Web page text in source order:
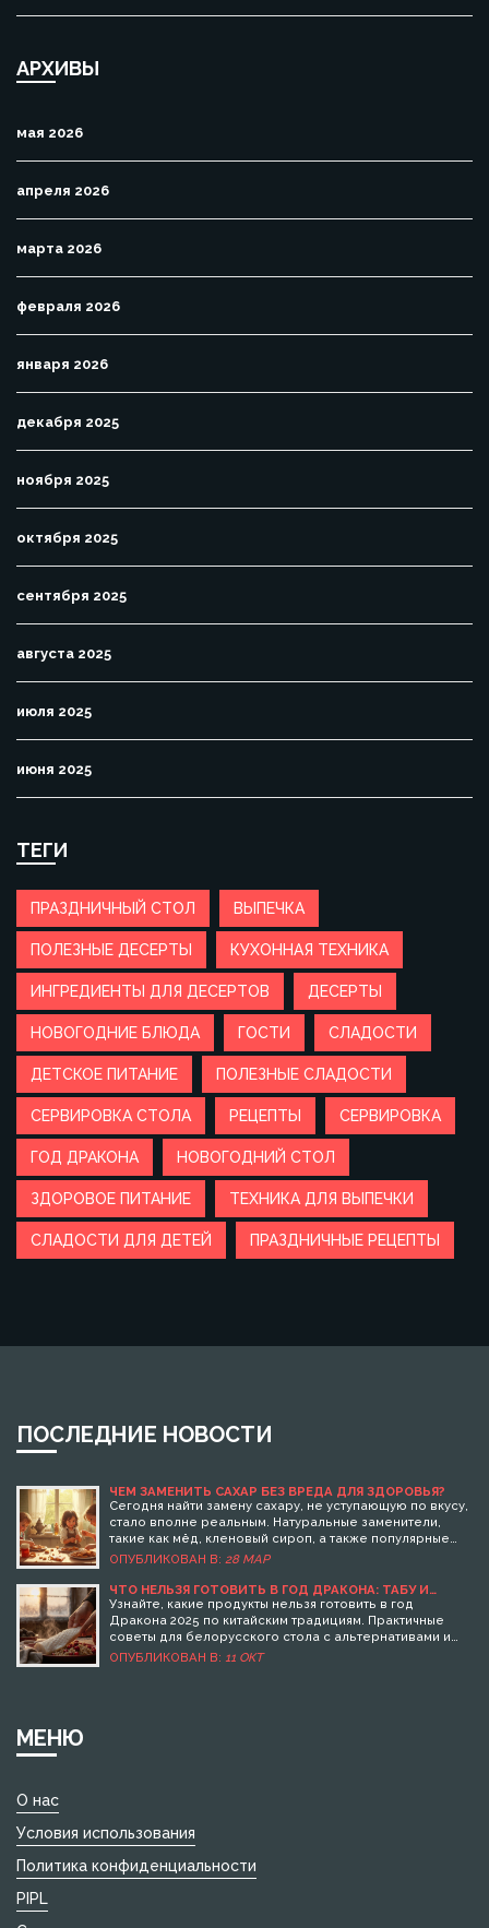
АРХИВЫ
мая 2026
апреля 2026
марта 2026
февраля 2026
января 2026
декабря 2025
ноября 2025
октября 2025
сентября 2025
августа 2025
июля 2025
июня 2025
ТЕГИ
ПРАЗДНИЧНЫЙ СТОЛ ВЫПЕЧКА
ПОЛЕЗНЫЕ ДЕСЕРТЫ КУХОННАЯ ТЕХНИКА
ИНГРЕДИЕНТЫ ДЛЯ ДЕСЕРТОВ ДЕСЕРТЫ
НОВОГОДНИЕ БЛЮДА ГОСТИ СЛАДОСТИ
ДЕТСКОЕ ПИТАНИЕ ПОЛЕЗНЫЕ СЛАДОСТИ
СЕРВИРОВКА СТОЛА РЕЦЕПТЫ СЕРВИРОВКА
ГОД ДРАКОНА НОВОГОДНИЙ СТОЛ
ЗДОРОВОЕ ПИТАНИЕ ТЕХНИКА ДЛЯ ВЫПЕЧКИ
СЛАДОСТИ ДЛЯ ДЕТЕЙ ПРАЗДНИЧНЫЕ РЕЦЕПТЫ
ПОСЛЕДНИЕ НОВОСТИ
ЧЕМ ЗАМЕНИТЬ САХАР БЕЗ ВРЕДА ДЛЯ ЗДОРОВЬЯ?
Сегодня найти замену сахару, не уступающую по вкусу,
стало вполне реальным. Натуральные заменители,
такие как мёд, кленовый сироп, а также популярные
ныне стевия и эритритол, пользуются все большим
сахара, удовлетворяя тягу к сладкому без вреда для
здоровья, особенно у детей. Узнайте, какие сладкие
альтернативы подойдут для детских десертов и как их
правильно использовать.
ОПУБЛИКОВАН В: 28 МАР
ЧТО НЕЛЬЗЯ ГОТОВИТЬ В ГОД ДРАКОНА: ТАБУ И
АЛЬТЕРНАТИВЫ ДЛЯ УДАЧНОГО НОВОГО ГОДА
Узнайте, какие продукты нельзя готовить в год
Дракона 2025 по китайским традициям. Практичные
советы для белорусского стола с альтернативами и
проверенными рецептами. Избегайте ошибок,
ОПУБЛИКОВАН В: 11 ОКТ
МЕНЮ
О нас
Условия использования
Политика конфиденциальности
PIPL